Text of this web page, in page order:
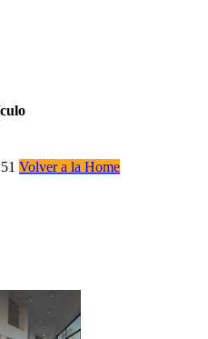
Volver a la Home